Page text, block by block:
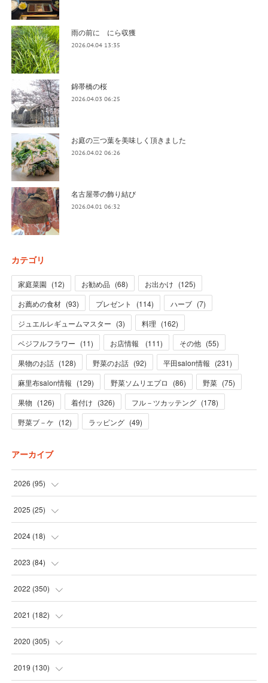
雨の前に にら収獲
2026.04.04 13:35
錦帯橋の桜
2026.04.03 06:25
お庭の三つ葉を美味しく頂きました
2026.04.02 06:26
名古屋帯の飾り結び
2026.04.01 06:32
カテゴリ
家庭菜園 (12) お勧め品 (68) お出かけ (125)
お薦めの食材 (93) プレゼント (114) ハーブ (7)
ジュエルレギュームマスター (3) 料理 (162)
ベジフルフラワー (11) お店情報 (111) その他 (55)
果物のお話 (128) 野菜のお話 (92) 平田salon情報 (231)
麻里布salon情報 (129) 野菜ソムリエプロ (86) 野菜 (75)
果物 (126) 着付け (326) フル－ツカッテング (178)
野菜ブ－ケ (12) ラッピング (49)
アーカイブ
2026 (95)
(5
(31 )
(28 )
(31
2025 (25)
(3
(19 )
(1)
(1)
2024(18)
(1
(12
(2)
(1)
2023 (84)
(1)
(24
(24
(1)
2022 (350)
(16
(30
(31
2021 (182)
(25
(17
2020 (305)
(31
2019 (130)